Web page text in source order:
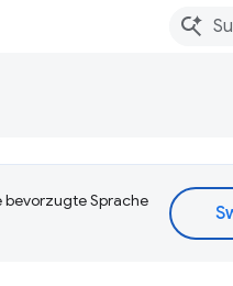
bevorzugte Sprache